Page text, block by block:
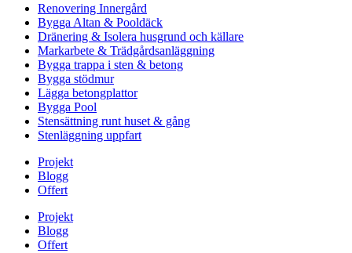
Renovering Innergård
Bygga Altan & Pooldäck
Dränering & Isolera husgrund och källare
Markarbete & Trädgårdsanläggning
Bygga trappa i sten & betong
Bygga stödmur
Lägga betongplattor
Bygga Pool
Stensättning runt huset & gång
Stenläggning uppfart
Projekt
Blogg
Offert
Projekt
Blogg
Offert